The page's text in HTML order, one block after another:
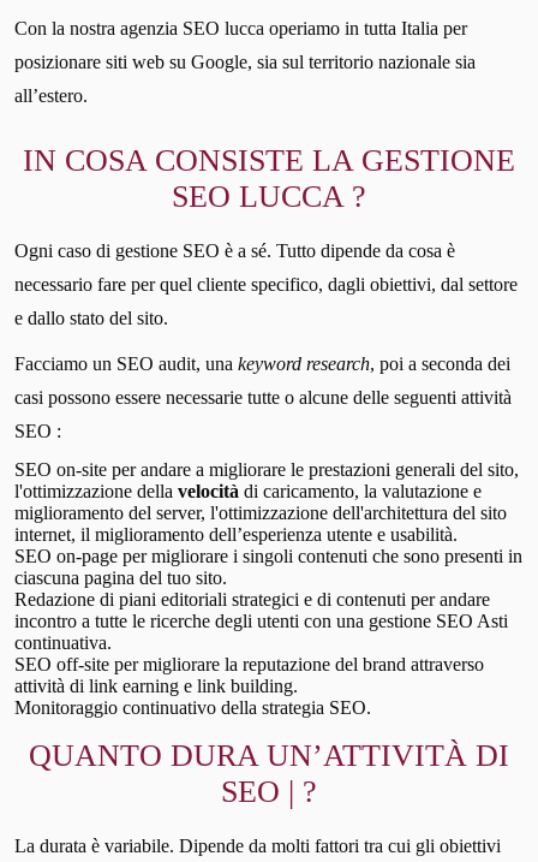
Con la nostra agenzia SEO lucca operiamo in tutta Italia per
posizionare siti web su Google, sia sul territorio nazionale sia
all’estero.
IN COSA CONSISTE LA GESTIONE
SEO LUCCA ?
Ogni caso di gestione SEO è a sé. Tutto dipende da cosa è
necessario fare per quel cliente specifico, dagli obiettivi, dal settore
e dallo stato del sito.
Facciamo un SEO audit, una keyword research, poi a seconda dei
casi possono essere necessarie tutte o alcune delle seguenti attività
SEO :
SEO on-site per andare a migliorare le prestazioni generali del sito,
l'ottimizzazione della velocità di caricamento, la valutazione e
miglioramento del server, l'ottimizzazione dell'architettura del sito
internet, il miglioramento dell’esperienza utente e usabilità.
SEO on-page per migliorare i singoli contenuti che sono presenti in
ciascuna pagina del tuo sito.
Redazione di piani editoriali strategici e di contenuti per andare
incontro a tutte le ricerche degli utenti con una gestione SEO Asti
continuativa.
SEO off-site per migliorare la reputazione del brand attraverso
attività di link earning e link building.
Monitoraggio continuativo della strategia SEO.
QUANTO DURA UN’ATTIVITÀ DI
SEO | ?
La durata è variabile. Dipende da molti fattori tra cui gli obiettivi